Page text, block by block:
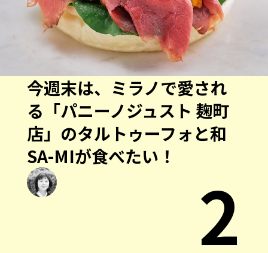
今週末は、ミラノで愛され
る「パニーノジュスト 麹町
店」のタルトゥーフォと和
SA-MIが食べたい！
2